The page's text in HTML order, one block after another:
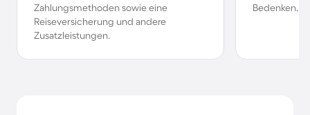
Zahlungsmethoden sowie eine
Reiseversicherung und andere
Zusatzleistungen.
Bedenken.